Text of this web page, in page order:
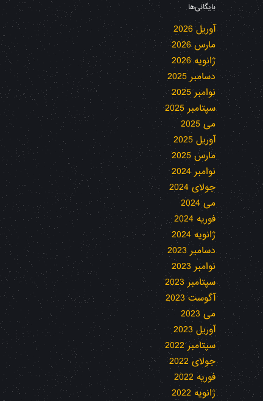
بایگانی‌ها
آوریل 2026
مارس 2026
ژانویه 2026
دسامبر 2025
نوامبر 2025
سپتامبر 2025
می 2025
آوریل 2025
مارس 2025
نوامبر 2024
جولای 2024
می 2024
فوریه 2024
ژانویه 2024
دسامبر 2023
نوامبر 2023
سپتامبر 2023
آگوست 2023
می 2023
آوریل 2023
سپتامبر 2022
جولای 2022
فوریه 2022
ژانویه 2022